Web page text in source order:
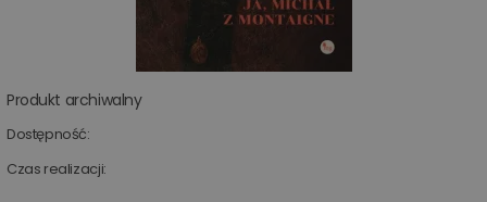
Produkt archiwalny
Dostępność:
Czas realizacji: